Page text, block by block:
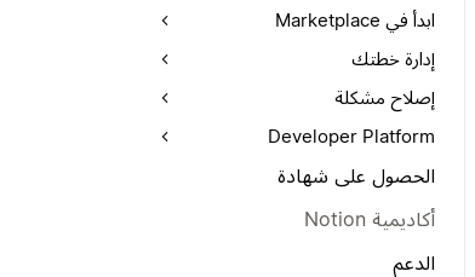
ابدأ في Marketplace
إدارة خطتك
إصلاح مشكلة
Developer Platform
الحصول على شهادة
أكاديمية Notion
الدعم